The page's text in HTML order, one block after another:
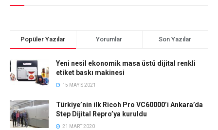
Popüler Yazılar Yorumlar Son Yazılar
Yeni nesil ekonomik masa üstü dijital renkli
etiket baskı makinesi
15 MAYIS 2021
Türkiye’nin ilk Ricoh Pro VC60000’i Ankara’da
Step Dijital Repro’ya kuruldu
21 MART 2020